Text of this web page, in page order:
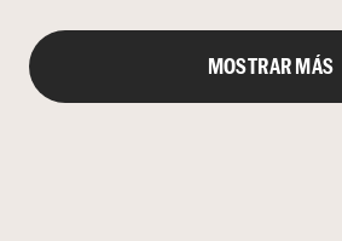
MOSTRAR MÁS